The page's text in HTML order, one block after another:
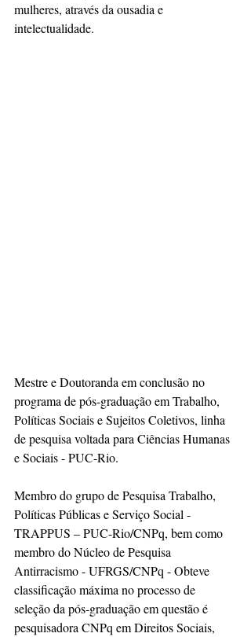
mulheres, através da ousadia e
intelectualidade.
Mestre e Doutoranda em conclusão no
programa de pós-graduação em Trabalho,
Políticas Sociais e Sujeitos Coletivos, linha
de pesquisa voltada para Ciências Humanas
e Sociais - PUC-Rio.
Membro do grupo de Pesquisa Trabalho,
Políticas Públicas e Serviço Social -
TRAPPUS – PUC-Rio/CNPq, bem como
membro do Núcleo de Pesquisa
Antirracismo - UFRGS/CNPq - Obteve
classificação máxima no processo de
seleção da pós-graduação em questão é
pesquisadora CNPq em Direitos Sociais,